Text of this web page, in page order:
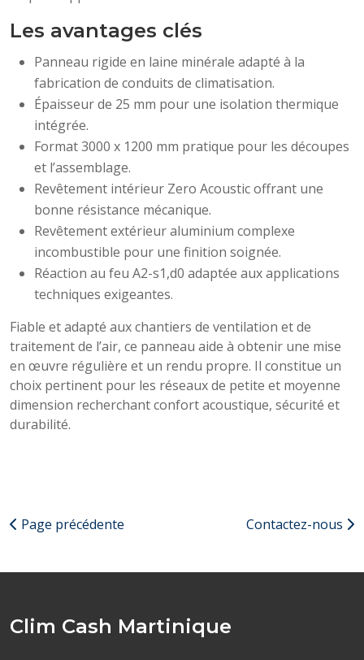
Les avantages clés
Panneau rigide en laine minérale adapté à la
fabrication de conduits de climatisation.
Épaisseur de 25 mm pour une isolation thermique
intégrée.
Format 3000 x 1200 mm pratique pour les découpes
et l’assemblage.
Revêtement intérieur Zero Acoustic offrant une
bonne résistance mécanique.
Revêtement extérieur aluminium complexe
incombustible pour une finition soignée.
Réaction au feu A2-s1,d0 adaptée aux applications
techniques exigeantes.
Fiable et adapté aux chantiers de ventilation et de
traitement de l’air, ce panneau aide à obtenir une mise
en œuvre régulière et un rendu propre. Il constitue un
choix pertinent pour les réseaux de petite et moyenne
dimension recherchant confort acoustique, sécurité et
durabilité.
Page précédente Contactez-nous
Clim Cash Martinique